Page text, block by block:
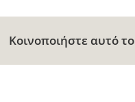
Κοινοποιήστε αυτό